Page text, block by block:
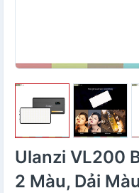
Ulanzi VL200
2 Màu, Dải